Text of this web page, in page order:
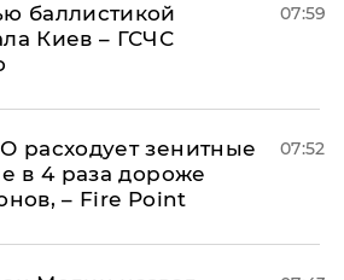
баллистикой
Киев – ГСЧС
07:59
расходует зенитные
в 4 раза дороже
– Fire Point
07:52